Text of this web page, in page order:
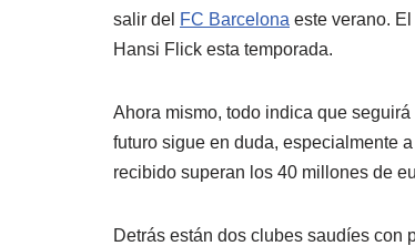
salir del FC Barcelona este verano.
Hansi Flick esta temporada.
Ahora mismo, todo indica que
futuro sigue en duda, especialmente
recibido superan los 40 millones de
Detrás están dos clubes saudíes con